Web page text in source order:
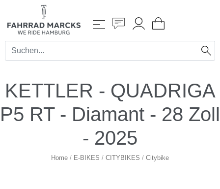
KETTLER - QUADRIGA
P5 RT - Diamant - 28 Zoll
- 2025
Home / E-BIKES / CITYBIKES / Citybike